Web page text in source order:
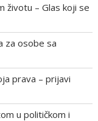
životu – Glas koji se
za osobe sa
prava – prijavi
u političkom i